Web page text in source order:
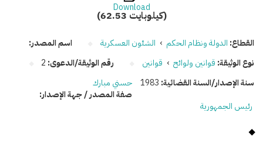
Download
(62.53 كيلوبايت)
القطاع: الدولة ونظام الحكم › الشئون العسكرية
نوع الوثيقة: قوانين ولوائح › قوانين رقم الوثيقة/الدعوى: 2
سنة الإصدار/السنة القضائية: 1983
اسم المصدر:
حسني مبارك
صفة المصدر / جهة الإصدار:
رئيس الجمهورية